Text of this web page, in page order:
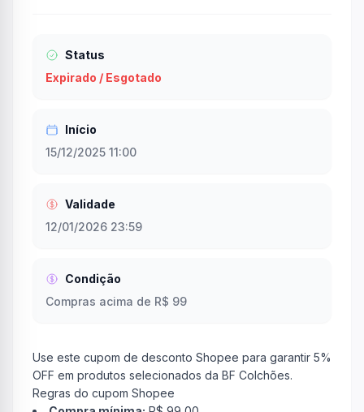
Status
Expirado / Esgotado
Início
15/12/2025 11:00
Validade
12/01/2026 23:59
Condição
Compras acima de R$ 99
Use este cupom de desconto Shopee para garantir 5%
OFF em produtos selecionados da BF Colchões.
Regras do cupom Shopee